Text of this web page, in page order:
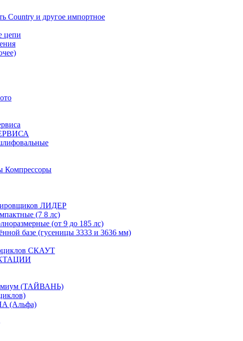
и другое импортное
цепи
Компрессоры
ЛИДЕР
(7 8 лс)
(от 9 до 185 лс)
базе (гусеницы 3333 и 3636 мм)
СКАУТ
(ТАЙВАНЬ)
(Альфа)